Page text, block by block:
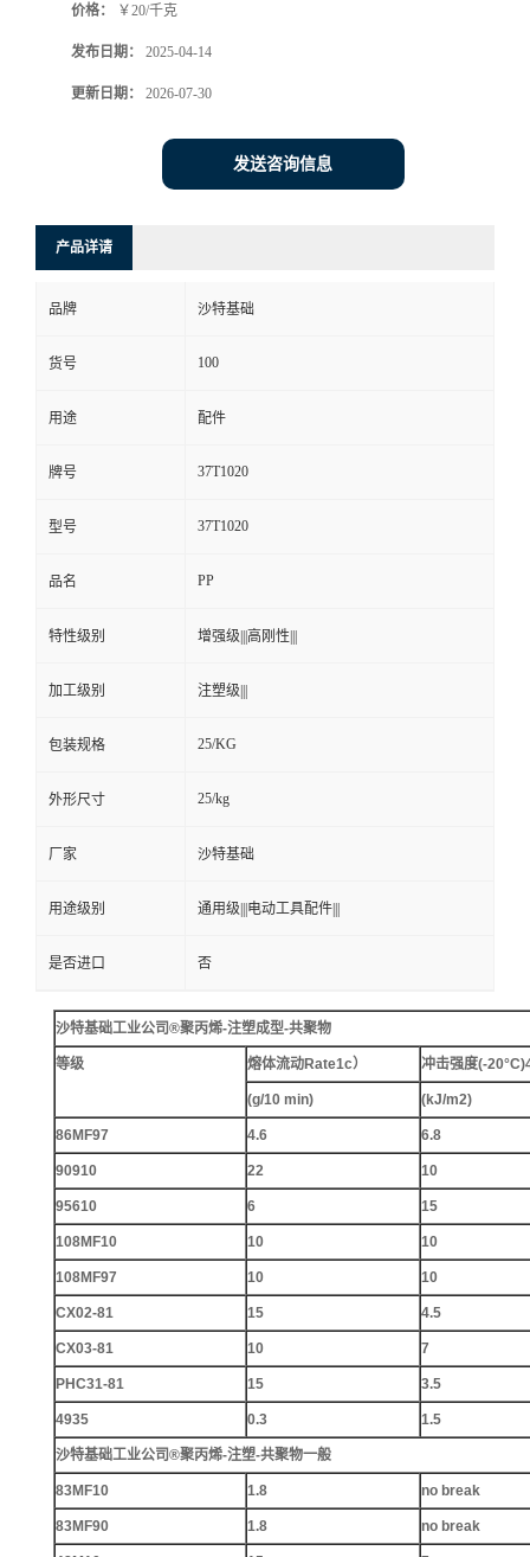
价格： ￥20/千克
发布日期： 2025-04-14
更新日期： 2026-07-30
发送咨询信息
产品详请
品牌 沙特基础
货号 100
用途 配件
牌号 37T1020
型号 37T1020
品名 PP
特性级别 增强级|||高刚性|||
加工级别 注塑级|||
包装规格 25/KG
外形尺寸 25/kg
厂家 沙特基础
用途级别 通用级|||电动工具配件|||
是否进口 否
沙特基础工业公司®聚丙烯-注塑成型-共聚物
等级 熔体流动Rate1c） 冲击强度(-
(g/10 min) (kJ/m2)
86MF97 4.6 6.8
90910 22 10
95610 6 15
108MF10 10 10
108MF97 10 10
CX02-81 15 4.5
CX03-81 10 7
PHC31-81 15 3.5
4935 0.3 1.5
沙特基础工业公司®聚丙烯-注塑-共聚物一般
83MF10 1.8 no break
83MF90 1.8 no break